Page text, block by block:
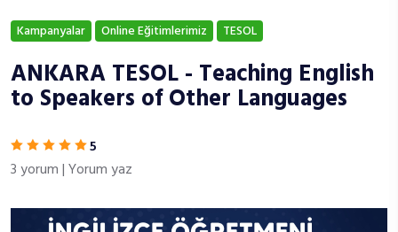
Kampanyalar Online Eğitimlerimiz TESOL
ANKARA TESOL - Teaching English
to Speakers of Other Languages
5
3 yorum|Yorum yaz